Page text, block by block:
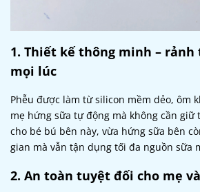
1. Thiết kế thông minh –
mọi lúc
Phễu được làm từ silicon mềm dẻo, ôm
mẹ hứng sữa tự động mà không cần giữ
cho bé bú bên này, vừa hứng sữa bên
gian mà vẫn tận dụng tối đa nguồn sữa
2. An toàn tuyệt đối cho mẹ